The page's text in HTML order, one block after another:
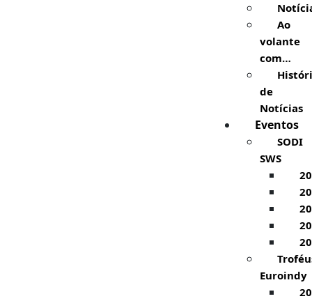
Ao
volante
com…
de
Notícias
Eventos
SODI
SWS
Euroindy